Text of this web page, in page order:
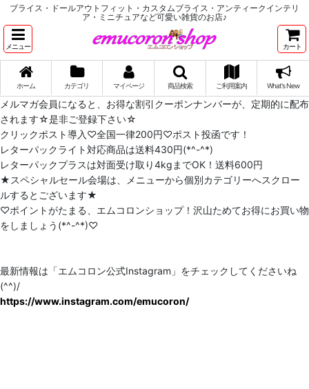
ブライス・ドールアウトフィット・カスタムブライス・アンティークインテリ
ア・ミニチュアなど可愛い雑貨のお店♪
メニュー カート
ホーム カテゴリ マイページ 商品検索 ご利用案内 What's New
メルマガ会員になると、お得な割引クーポンナンバーが、定期的に配布
されます☆是非ご登録下さい☆
クリックポスト導入♡全国一律200円♡ポスト投函です！
レターパックライト対応商品は送料430円(*^-^*)
レターパックプラスは対面受け取り4kgまでOK！送料600円
★スペシャルセール会場は、メニューから個別カテゴリーへスクロー
ルするとございます★
♡ポイントがたまる、エムコロンショップ！沢山ためてお得にお買い物
をしましょう(*^-^*)♡
最新情報は「エムコロン公式Instagram」をチェックしてくださいね
(^^)/
https://www.instagram.com/emucoron/